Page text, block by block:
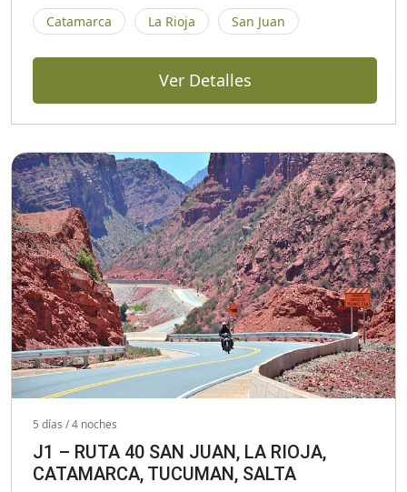
Catamarca La Rioja San Juan
Ver Detalles
5 días / 4 noches
J1 – RUTA 40 SAN JUAN, LA RIOJA,
CATAMARCA, TUCUMAN, SALTA